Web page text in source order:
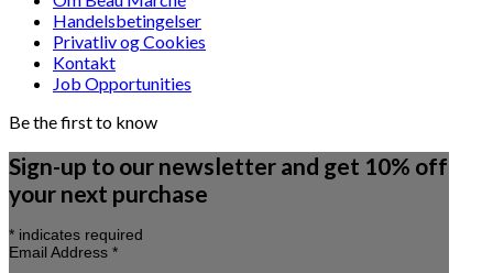
Handelsbetingelser
Privatliv og Cookies
Kontakt
Job Opportunities
Be the first to know
Sign-up to our newsletter and get 10% off
your next purchase
* indicates required
Email Address *